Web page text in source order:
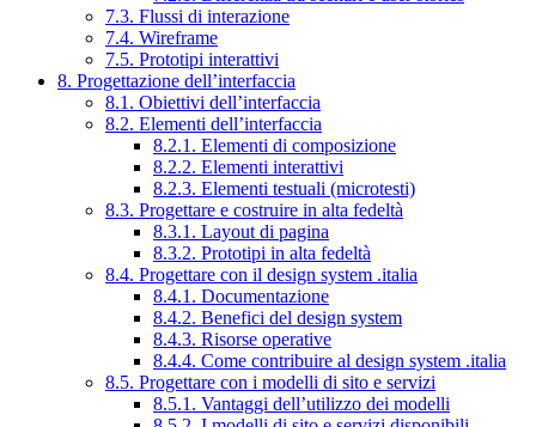
7.3. Flussi di interazione
7.4. Wireframe
7.5. Prototipi interattivi
8. Progettazione dell’interfaccia
8.1. Obiettivi dell’interfaccia
8.2. Elementi dell’interfaccia
8.2.1. Elementi di composizione
8.2.2. Elementi interattivi
8.2.3. Elementi testuali (microtesti)
8.3. Progettare e costruire in alta fedeltà
8.3.1. Layout di pagina
8.3.2. Prototipi in alta fedeltà
8.4. Progettare con il design system .italia
8.4.1. Documentazione
8.4.2. Benefici del design system
8.4.3. Risorse operative
8.4.4. Come contribuire al design system .italia
8.5. Progettare con i modelli di sito e servizi
8.5.1. Vantaggi dell’utilizzo dei modelli